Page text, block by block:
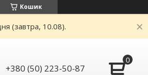
Кошик
(завтра, 10.08).
+380 (50) 223-50-87